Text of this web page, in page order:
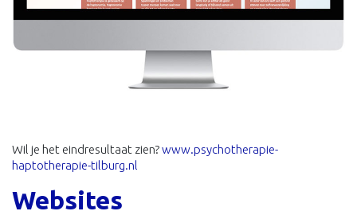
Wil je het eindresultaat zien?www.psychotherapie-
haptotherapie-tilburg.nl
Websites